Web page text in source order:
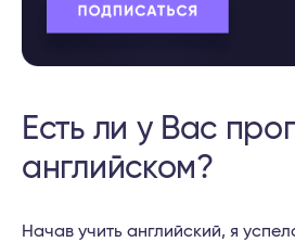
Есть ли у Вас
английском?
Начав учить английский, я